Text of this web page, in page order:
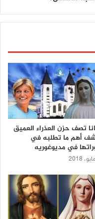
تصف حزن العذراء العميق
أهم ما تطلبه في
في مديوغوريه